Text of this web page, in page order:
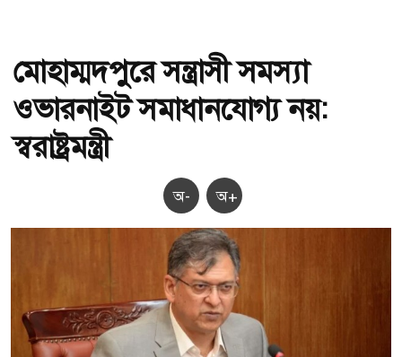
মোহাম্মদপুরে সন্ত্রাসী সমস্যা
ওভারনাইট সমাধানযোগ্য নয়:
স্বরাষ্ট্রমন্ত্রী
অ- অ+